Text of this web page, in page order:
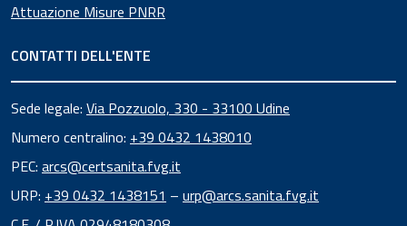
Attuazione Misure PNRR
CONTATTI DELL'ENTE
Sede legale: Via Pozzuolo, 330 - 33100 Udine
Numero centralino: +39 0432 1438010
PEC: arcs@certsanita.fvg.it
URP: +39 0432 1438151 – urp@arcs.sanita.fvg.it